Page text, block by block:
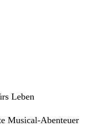
Leben
Musical-Abenteuer